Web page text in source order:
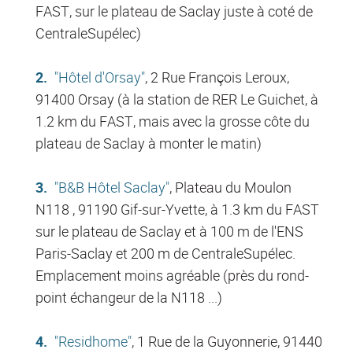
FAST, sur le plateau de Saclay juste à coté de
CentraleSupélec)
"Hôtel d'Orsay", 2 Rue François Leroux,
91400 Orsay (à la station de RER Le Guichet, à
1.2 km du FAST, mais avec la grosse côte du
plateau de Saclay à monter le matin)
"B&B Hôtel Saclay", Plateau du Moulon
N118 , 91190 Gif-sur-Yvette, à 1.3 km du FAST
sur le plateau de Saclay et à 100 m de l'ENS
Paris-Saclay et 200 m de CentraleSupélec.
Emplacement moins agréable (près du rond-
point échangeur de la N118 ...)
"Residhome", 1 Rue de la Guyonnerie, 91440